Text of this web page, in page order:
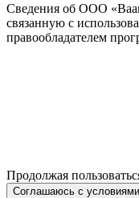
Сведения об ООО
связанную с
правообладателем
Продолжая
Соглашаюсь с условиями